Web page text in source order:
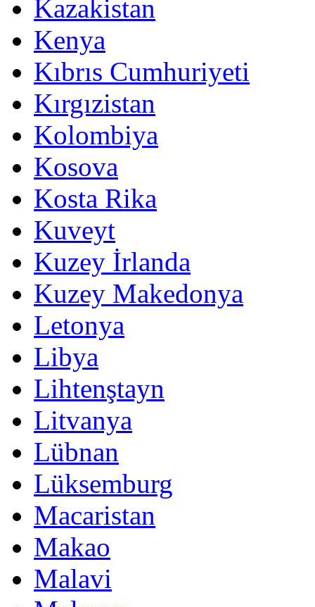
Kazakistan
Kenya
Kıbrıs Cumhuriyeti
Kırgızistan
Kolombiya
Kosova
Kosta Rika
Kuveyt
Kuzey İrlanda
Kuzey Makedonya
Letonya
Libya
Lihtenştayn
Litvanya
Lübnan
Lüksemburg
Macaristan
Makao
Malavi